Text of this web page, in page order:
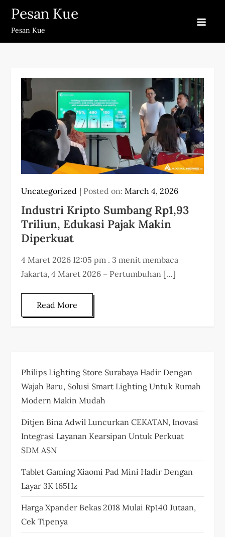
Skip
content
Pesan Kue
Pesan Kue
Uncategorized Posted on: March 4, 2026
Industri Kripto Sumbang Rp1,93
Triliun, Edukasi Pajak Makin
Diperkuat
4 Maret 2026 12:05 pm . 3 menit membaca
Jakarta, 4 Maret 2026 – Pertumbuhan […]
Read More
Philips Lighting Store Surabaya Hadir Dengan
Wajah Baru, Solusi Smart Lighting Untuk Rumah
Modern Makin Mudah
Ditjen Bina Adwil Luncurkan CEKATAN, Inovasi
Integrasi Layanan Kearsipan Untuk Perkuat
SDM ASN
Tablet Gaming Xiaomi Pad Mini Hadir Dengan
Layar 3K 165Hz
Harga Xpander Bekas 2018 Mulai Rp140 Jutaan,
Cek Tipenya